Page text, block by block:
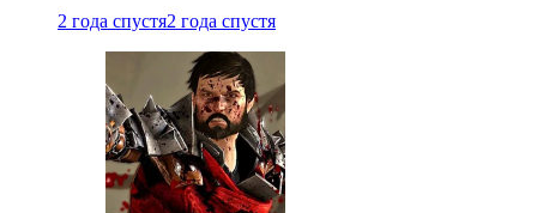
2 года спустя2 года спустя